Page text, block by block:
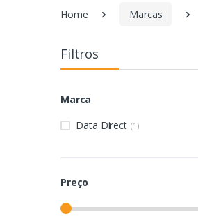
Home Marcas
Filtros
Marca
Data Direct (1)
Preço